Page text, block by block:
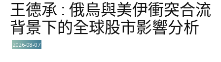
王德承 : 俄烏與美伊衝突合流
背景下的全球股市影響分析
2026-08-07